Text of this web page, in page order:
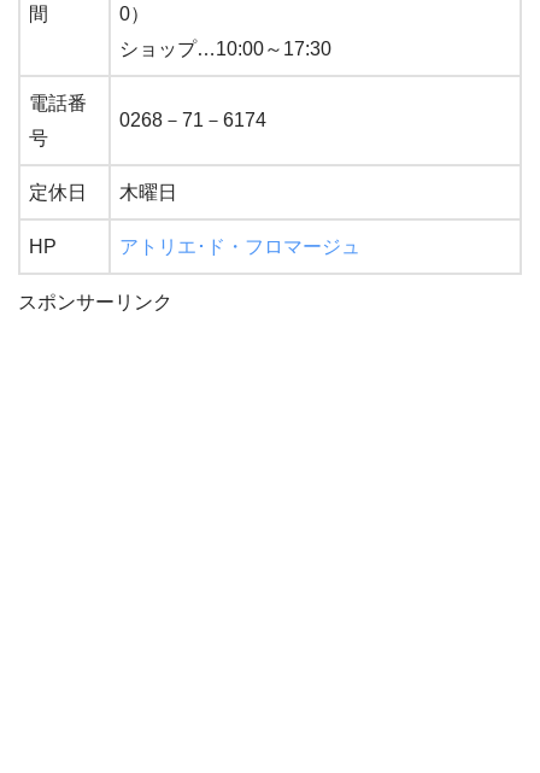
間
0）
ショップ…10:00～17:30
電話番
号
0268－71－6174
定休日 木曜日
HP アトリエ･ド・フロマージュ
スポンサーリンク